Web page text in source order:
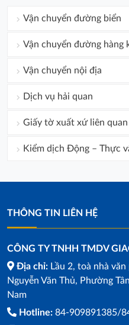
Vận chuyển đường biển
Vận chuyển đường hàng
Vận chuyển nội địa
Dịch vụ hải quan
Giấy tờ xuất xứ liên quan
Kiểm dịch Động – Thực
THÔNG TIN LIÊN HỆ
CÔNG TY TNHH TMDV
Địa chỉ: Lầu 2, toà nhà
Nguyễn Văn Thủ, Phường
Nam
Hotline: 84-909891385/